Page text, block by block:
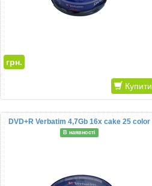
грн.
Купити
DVD+R Verbatim 4,7Gb 16x cake 25 color
В наявності